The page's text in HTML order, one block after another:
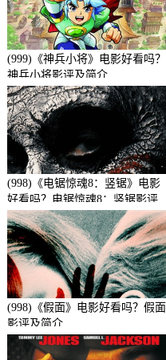
(999)《神兵小将》电影好看吗？
神兵小将影评及简介
(998)《电锯惊魂8：竖锯》电影
好看吗？电锯惊魂8：竖锯影评
及简介
(998)《假面》电影好看吗？假面
影评及简介